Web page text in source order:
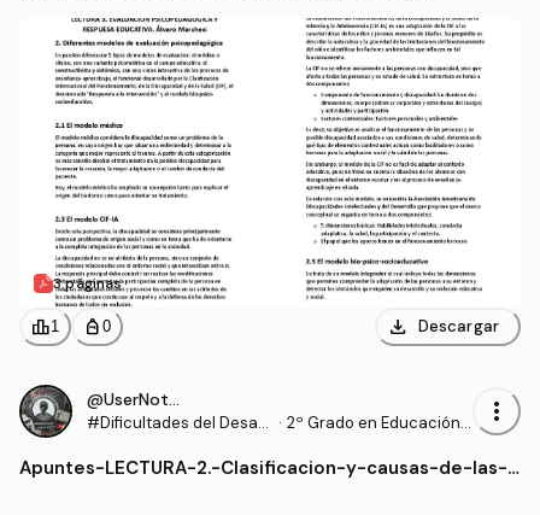
3 páginas
leaderboard1 personal_bag 0 download Descargar
@UserNotFound9_
#Dificultades del Desarr · 2º Grado en Educación P
more_vert
Apuntes-LECTURA-2.-Clasificacion-y-causas-de-las-D